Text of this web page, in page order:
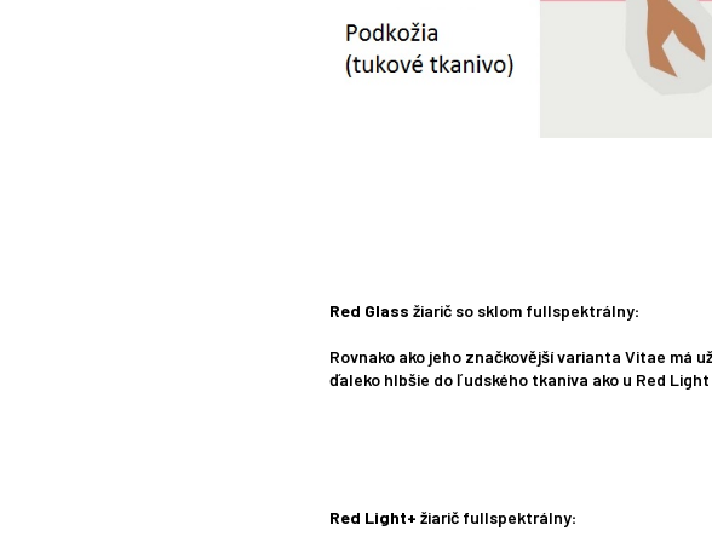
Red Glass žiarič so sklom fullspektrálny:
Rovnako ako jeho značkovější varianta Vitae má
ďaleko hlbšie do ľudského tkaniva ako u Red
Red Light+ žiarič fullspektrálny: